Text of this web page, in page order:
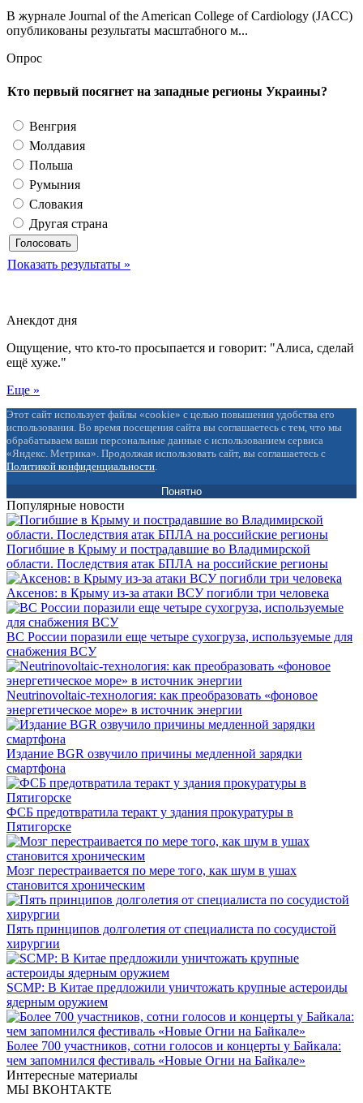
В журнале Journal of the American College of Cardiology (JACC)
опубликованы результаты масштабного м...
Опрос
Кто первый посягнет на западные регионы Украины?
Венгрия
Молдавия
Польша
Румыния
Словакия
Другая страна
Показать результаты »
Анекдот дня
Ощущение, что кто-то просыпается и говорит: "Алиса, сделай
ещё хуже."
Еще »
Этот сайт использует файлы «cookie» с целью повышения удобства его
использования. Во время посещения сайта вы соглашаетесь с тем, что мы
обрабатываем ваши персональные данные с использованием сервиса
«Яндекс. Метрика». Продолжая использовать сайт, вы соглашаетесь с
Политикой конфиденциальности
Понятно
Популярные новости
Погибшие в Крыму и пострадавшие во Владимирской
области. Последствия атак БПЛА на российские регионы
Аксенов: в Крыму из-за атаки ВСУ погибли три человека
ВС России поразили еще четыре сухогруза, используемые для
снабжения ВСУ
Neutrinovoltaic‑технология: как преобразовать «фоновое
энергетическое море» в источник энергии
Издание BGR озвучило причины медленной зарядки
смартфона
ФСБ предотвратила теракт у здания прокуратуры в
Пятигорске
Мозг перестраивается по мере того, как шум в ушах
становится хроническим
Пять принципов долголетия от специалиста по сосудистой
хирургии
SCMP: В Китае предложили уничтожать крупные астероиды
ядерным оружием
Более 700 участников, сотни голосов и концерты у Байкала:
чем запомнился фестиваль «Новые Огни на Байкале»
Интересные материалы
МЫ ВКОНТАКТЕ